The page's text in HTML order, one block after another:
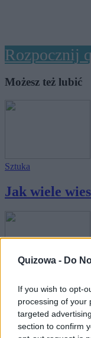
Quizowa - Do
If you wish to opt-
processing of your
targeted
section to confirm
Rozpocznij
Możesz też lubić
Sztuka
Jak wiele
Motyw
sprawdź, ile ...